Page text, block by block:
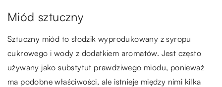
Miód sztuczny
Sztuczny miód to słodzik wyprodukowany z syropu
cukrowego i wody z dodatkiem aromatów. Jest często
używany jako substytut prawdziwego miodu, ponieważ
ma podobne właściwości, ale istnieje między nimi kilka